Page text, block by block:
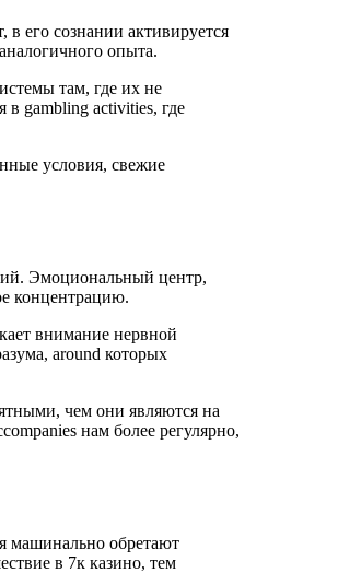
его сознании активируется
опыта.
там, где их не
в gambling activities, где
условия, свежие
Эмоциональный центр,
концентрацию.
внимание нервной
around которых
чем они являются на
нам более регулярно,
машинально обретают
в 7к казино, тем